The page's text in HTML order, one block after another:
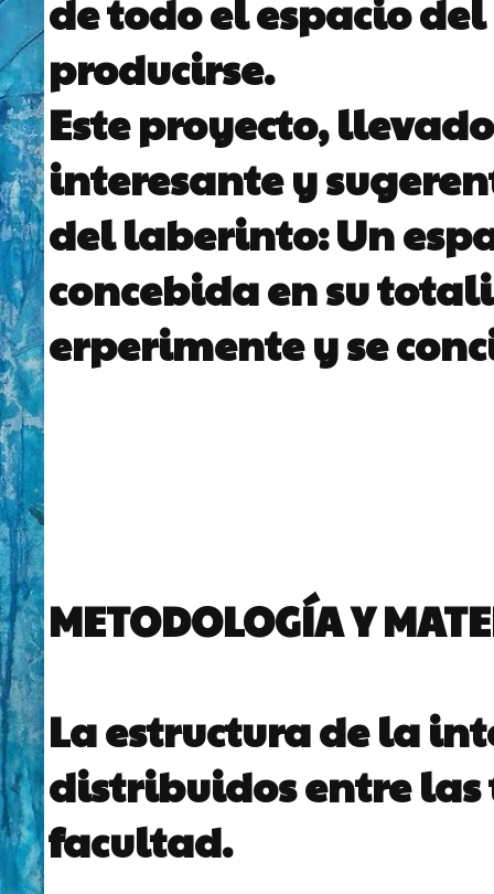
de todo el espacio
producirse.
Este proyecto,
interesante y
del laberinto: Un
concebida en su
erperimente y se
METODOLOGÍA Y
La estructura de la
distribuidos entre
facultad.